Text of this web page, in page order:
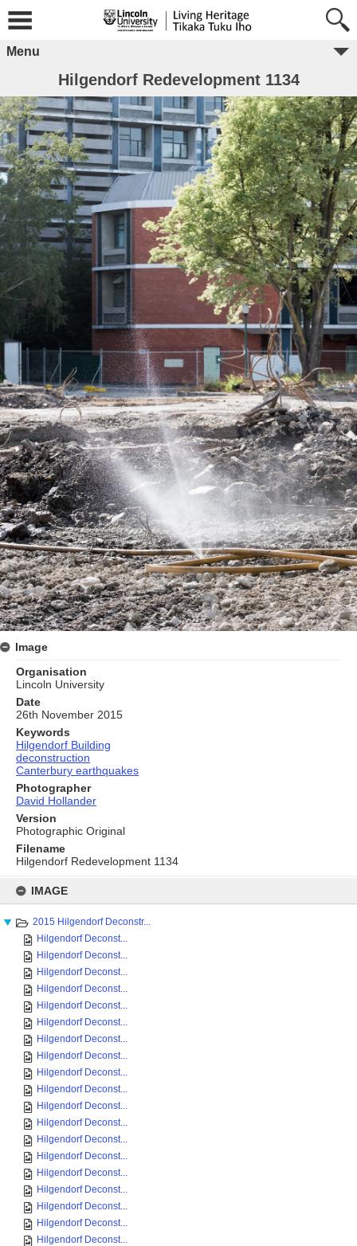
content
IMAGE
2015 Hilgendorf Deconstr...
Hilgendorf Deconst...
Hilgendorf Deconst...
Hilgendorf Deconst...
Hilgendorf Deconst...
Hilgendorf Deconst...
Hilgendorf Deconst...
Hilgendorf Deconst...
Hilgendorf Deconst...
Hilgendorf Deconst...
Hilgendorf Deconst...
Hilgendorf Deconst...
Hilgendorf Deconst...
Hilgendorf Deconst...
Hilgendorf Deconst...
Hilgendorf Deconst...
Hilgendorf Deconst...
Hilgendorf Deconst...
Hilgendorf Deconst...
Hilgendorf Deconst...
Menu
Hilgendorf Redevelopment 1134
Image
Organisation
Lincoln University
Date
26th November 2015
Keywords
Hilgendorf Building
deconstruction
Canterbury earthquakes
Photographer
David Hollander
Version
Photographic Original
Filename
Hilgendorf Redevelopment 1134